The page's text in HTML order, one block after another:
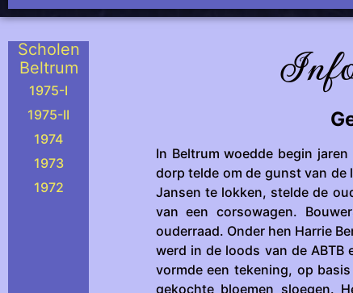
Scholen
Beltrum
1975-I
1975-II
1974
1973
1972
In Beltrum woedde begin
dorp telde om de gunst van de
Jansen te lokken, stelde de
van een corsowagen.
ouderraad. Onder hen Harrie
werd in de loods van de
vormde een tekening, op
gekochte bloemen sloegen.